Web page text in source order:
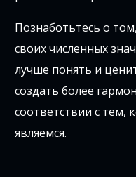
Познаботьтесь о
своих численных
лучше понять и
создать более
соответствии с тем,
являемся.